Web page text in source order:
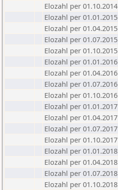
Elozahl per 01.10.2014
Elozahl per 01.01.2015
Elozahl per 01.04.2015
Elozahl per 01.07.2015
Elozahl per 01.10.2015
Elozahl per 01.01.2016
Elozahl per 01.04.2016
Elozahl per 01.07.2016
Elozahl per 01.10.2016
Elozahl per 01.01.2017
Elozahl per 01.04.2017
Elozahl per 01.07.2017
Elozahl per 01.10.2017
Elozahl per 01.01.2018
Elozahl per 01.04.2018
Elozahl per 01.07.2018
Elozahl per 01.10.2018